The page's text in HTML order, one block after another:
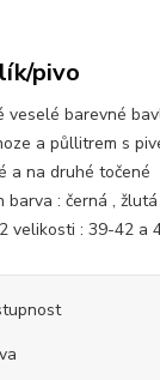
pivo
veselé barevné
a půllitrem s
a na druhé
barva : černá ,
velikosti : 39-42 a